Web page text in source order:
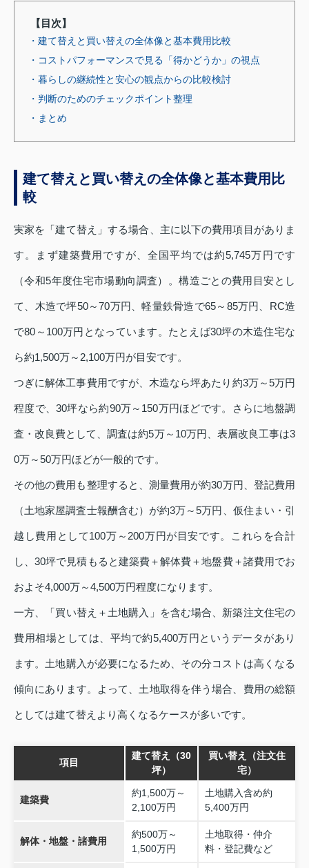
【目次】
・建て替えと買い替えの全体像と基本費用比較
・コストパフォーマンスで見る「得かどうか」の視点
・暮らしの継続性と安心の観点からの比較検討
・判断のためのチェックポイント整理
・まとめ
建て替えと買い替えの全体像と基本費用比
較
実家を「建て替え」する場合、主に以下の費用項目がありま
す。まず建築費用ですが、全国平均では約5,745万円です
（令和5年度住宅市場動向調査）。構造ごとの費用目安とし
て、木造で坪50～70万円、軽量鉄骨造で65～85万円、RC造
で80～100万円となっています。たとえば30坪の木造住宅な
ら約1,500万～2,100万円が目安です。
つぎに解体工事費用ですが、木造なら坪あたり約3万～5万円
程度で、30坪なら約90万～150万円ほどです。さらに地盤調
査・改良費として、調査は約5万～10万円、表層改良工事は3
0万～50万円ほどが一般的です。
その他の費用も整理すると、測量費用が約30万円、登記費用
（土地家屋調査士報酬含む）が約3万～5万円、仮住まい・引
越し費用として100万～200万円が目安です。これらを合計
し、30坪で見積もると建築費＋解体費＋地盤費＋諸費用でお
およそ4,000万～4,500万円程度になります。
一方、「買い替え＋土地購入」を含む場合、新築注文住宅の
費用相場としては、平均で約5,400万円というデータがあり
ます。土地購入が必要になるため、その分コストは高くなる
傾向にあります。よって、土地取得を伴う場合、費用の総額
としては建て替えより高くなるケースが多いです。
項目
建て替え（30
坪）
買い替え（注文住
宅）
建築費
約1,500万～
2,100万円
土地購入含め約
5,400万円
解体・地盤・諸費用
約500万～
1,500万円
土地取得・仲介
料・登記費など